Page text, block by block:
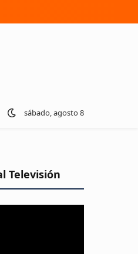
sábado, agosto 8
Televisión